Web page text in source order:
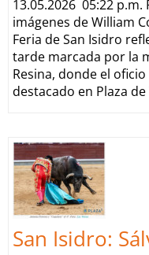
13.05.2026 05:22 p.m.
imágenes de William
Feria de San Isidro
tarde marcada por la
Resina, donde el
destacado en Plaza de
San Isidro: